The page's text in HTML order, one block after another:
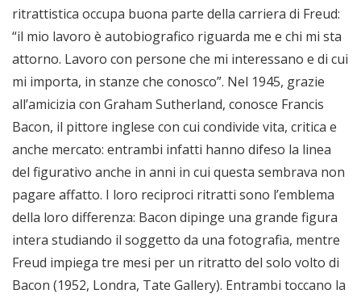
ritrattistica occupa buona parte della carriera di Freud:
“il mio lavoro è autobiografico riguarda me e chi mi sta
attorno. Lavoro con persone che mi interessano e di cui
mi importa, in stanze che conosco”. Nel 1945, grazie
all’amicizia con Graham Sutherland, conosce Francis
Bacon, il pittore inglese con cui condivide vita, critica e
anche mercato: entrambi infatti hanno difeso la linea
del figurativo anche in anni in cui questa sembrava non
pagare affatto. I loro reciproci ritratti sono l’emblema
della loro differenza: Bacon dipinge una grande figura
intera studiando il soggetto da una fotografia, mentre
Freud impiega tre mesi per un ritratto del solo volto di
Bacon (1952, Londra, Tate Gallery). Entrambi toccano la